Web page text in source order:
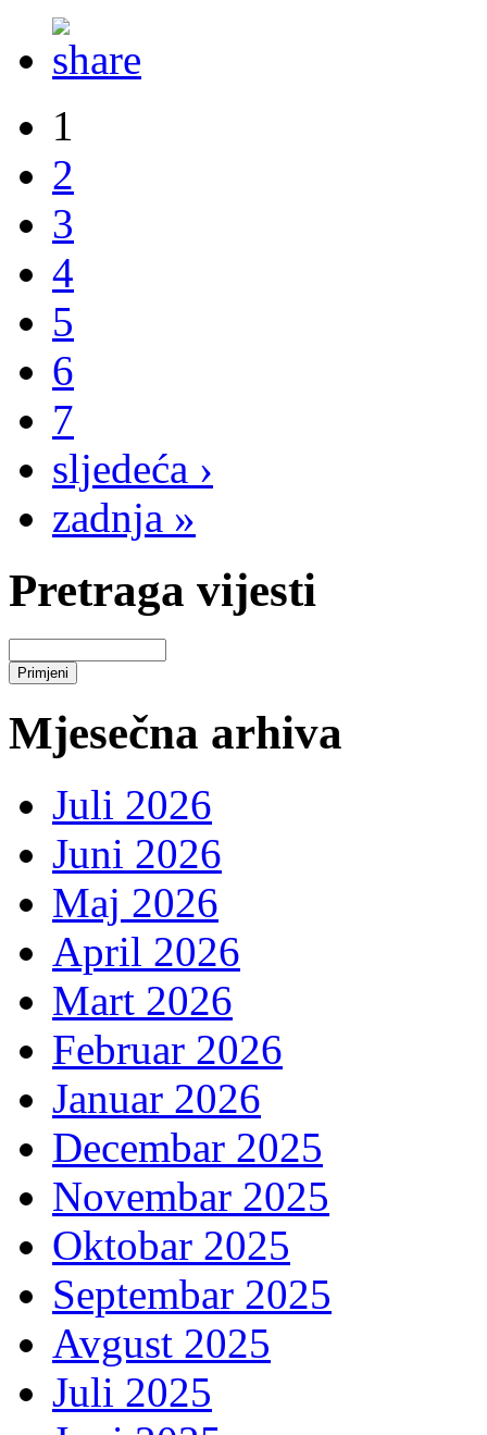
1
2
3
4
5
6
7
sljedeća ›
zadnja »
Pretraga vijesti
Mjesečna arhiva
Juli 2026
Juni 2026
Maj 2026
April 2026
Mart 2026
Februar 2026
Januar 2026
Decembar 2025
Novembar 2025
Oktobar 2025
Septembar 2025
Avgust 2025
Juli 2025